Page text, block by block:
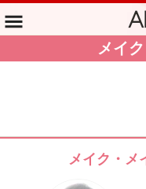
メイ
メイク・メ